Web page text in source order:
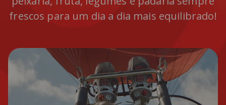
frescos para um dia a dia mais equilibrado!